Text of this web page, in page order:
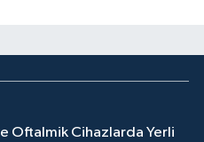
Oftalmik Cihazlarda Yerli